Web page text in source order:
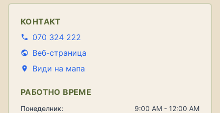
КОНТАКТ
070 324 222
Веб-страница
Види на мапа
РАБОТНО ВРЕМЕ
Понеделник:
9:00 AM - 12:00 AM